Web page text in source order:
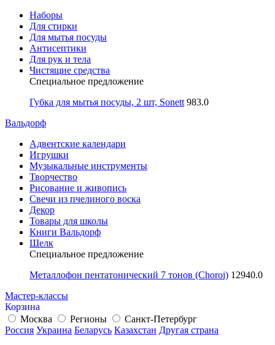
Наборы
Для стирки
Для мытья посуды
Антисептики
Для рук и тела
Чистящие средства
Специальное предложение
Губка для мытья посуды, 2 шт, Sonett 983.0
Вальдорф
Адвентские календари
Игрушки
Музыкальные инструменты
Творчество
Рисование и живопись
Свечи из пчелиного воска
Декор
Товары для школы
Книги Вальдорф
Шелк
Специальное предложение
Металлофон пентатонический 7 тонов (Choroi) 12940.0
Мастер-классы
Корзина
Москва
Регионы
Санкт-Петербург
Россия Украина Беларусь Казахстан Другая страна